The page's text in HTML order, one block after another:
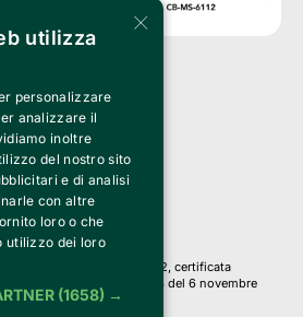
di:
Cinisello Balsamo (MI)
i diritti riservati
di biglietteria Belive 6.2, certificata
protocollo n. 2025/445474 del 6 novembre
×
utilizza
personalizzare
analizzare il
inoltre
del nostro sito
e di analisi
con altre
loro o che
utilizzo dei loro
(1658) →